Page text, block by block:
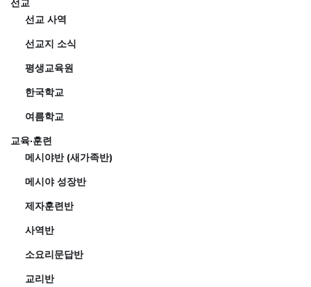
선교
선교 사역
선교지 소식
평생교육원
한국학교
여름학교
교육·훈련
메시야반 (새가족반)
메시야 성장반
제자훈련반
사역반
소요리문답반
교리반